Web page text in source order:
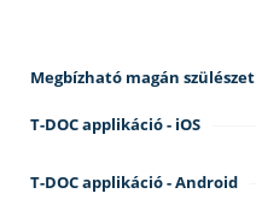
Megbízható magán szülészet
T-DOC applikáció - iOS
T-DOC applikáció - Android